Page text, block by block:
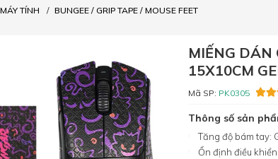
TÍNH BUNGEE / GRIP TAPE / MOUSE FEET
MIẾNG DÁN
15X10CM
Mã SP: PK0305
Thông số sản
Tăng độ bám tay:
Ổn định điều